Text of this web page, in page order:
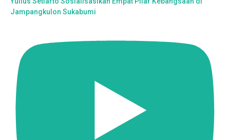
Jampangkulon Sukabumi